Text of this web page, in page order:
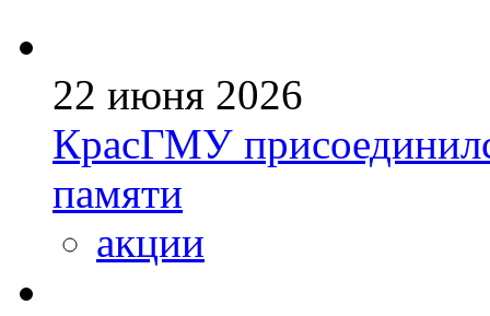
22 июня 2026
КрасГМУ
памяти
акции